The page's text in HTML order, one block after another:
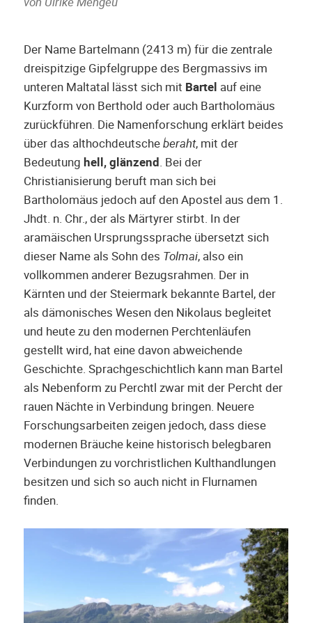
Der Name Bartelmann (2413 m) für die zentrale
dreispitzige Gipfelgruppe des Bergmassivs im
unteren Maltatal lässt sich mit Bartel auf eine
Kurzform von Berthold oder auch Bartholomäus
zurückführen. Die Namenforschung erklärt beides
über das althochdeutscheberaht, mit der
Bedeutunghell, glänzend. Bei der
Christianisierung beruft man sich bei
Bartholomäus jedoch auf den Apostel aus dem 1.
Jhdt. n. Chr., der als Märtyrer stirbt. In der
aramäischen Ursprungssprache übersetzt sich
dieser Name als Sohn des Tolmai, also ein
vollkommen anderer Bezugsrahmen. Der in
Kärnten und der Steiermark bekannte Bartel, der
als dämonisches Wesen den Nikolaus begleitet
und heute zu den modernen Perchtenläufen
gestellt wird, hat eine davon abweichende
Geschichte. Sprachgeschichtlich kann man Bartel
als Nebenform zu Perchtl zwar mit der Percht der
rauen Nächte in Verbindung bringen. Neuere
Forschungsarbeiten zeigen jedoch, dass diese
modernen Bräuche keine historisch belegbaren
Verbindungen zu vorchristlichen Kulthandlungen
besitzen und sich so auch nicht in Flurnamen
finden.